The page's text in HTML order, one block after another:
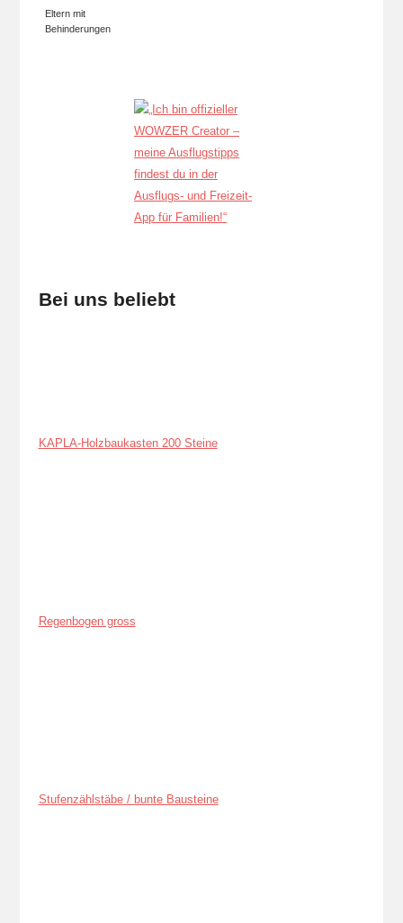
Eltern mit
Behinderungen
Bei uns beliebt
KAPLA-Holzbaukasten 200 Steine
Regenbogen gross
Stufenzählstäbe / bunte Bausteine